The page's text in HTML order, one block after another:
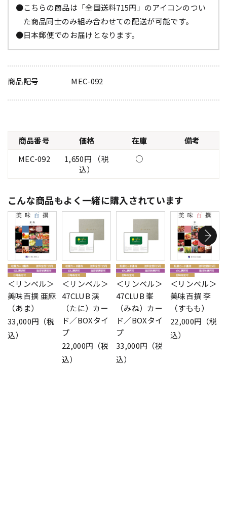
●こちらの商品は「全国送料715円」のアイコンのつい
た商品同士のみ組み合わせての配送が可能です。
●日本郵便でのお届けとなります。
商品記号 MEC-092
商品番号 価格 在庫
備考
MEC-092
1,650円 （税
込）
○
こんな商品もよく一緒に購入されています
＜リンベル＞
美味百撰 亜麻
（あま）
33,000円（税
込）
＜リンベル＞
47CLUB 渓
（たに）カー
ド／BOXタイ
プ
22,000円（税
込）
＜リンベル＞
47CLUB 峯
（みね）カー
ド／BOXタイ
プ
33,000円（税
込）
＜リンベル＞
美味百撰 李
（すもも）
22,000円（税
込）